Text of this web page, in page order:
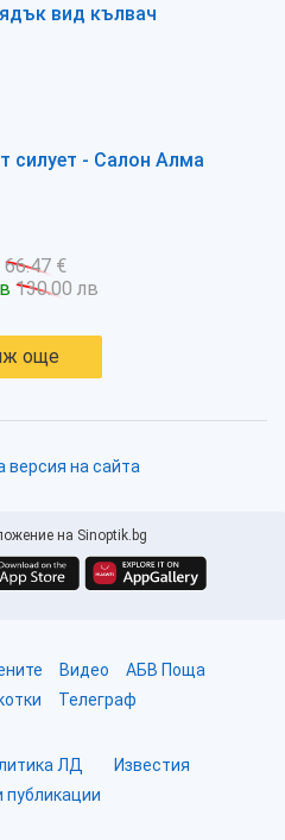
вид кълвач
силует - Салон Алма
66.47 €
130.00 лв
още
версия на сайта
на Sinoptik.bg
Видео
АБВ Поща
Телеграф
ЛД
Известия
публикации